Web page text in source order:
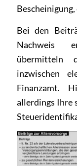
Bescheinigung,
Bei den
Nachweis
übermitteln
inzwischen
Finanzamt.
allerdings Ihre